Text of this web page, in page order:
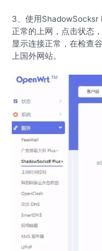
3、使用ShadowSocksr
正常的上网，点击状态
显示连接正常，在检查
上国外网站。